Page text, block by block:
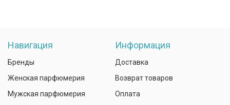
Навигация
Бренды
Женская парфюмерия
Мужская парфюмерия
Информация
Доставка
Возврат товаров
Оплата